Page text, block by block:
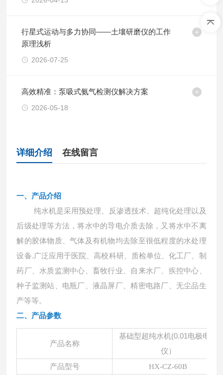
行星式运动与多力协同——土壤研磨仪的工作
原理浅析
2026-07-25
高效精准：泵吸式氨气检测仪解决方案
2026-05-18
详细介绍 在线留言
一、产品介绍
纯水机是采用预处理、反渗透技术、超纯化处理以及
后级处理等方法，将水中的导电介质去除，又将水中不离
解的胶体物质、气体及有机物均去除至很低程度的水处理
设备.广泛应用于医院、高校科研、质检单位、化工厂、制
药厂、水质监测中心、畜牧行业、自来水厂、疾控中心、
种子监测站、电瓶厂、液晶屏厂、精密电路厂、无尘品生
产等等。
二、 产品参数
产品名称
基础型超纯水机(0.01电极电阻
仪）
产品型号 HX-CZ-60B